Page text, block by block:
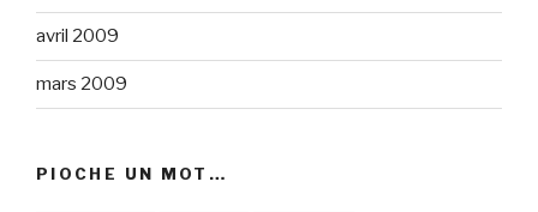
avril 2009
mars 2009
PIOCHE UN MOT…